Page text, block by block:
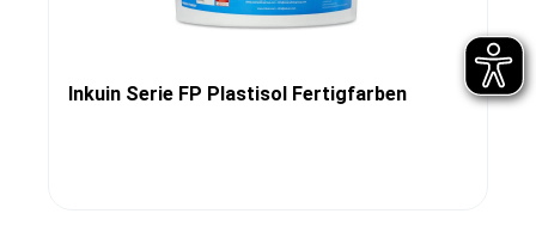
Inkuin Serie FP Plastisol Fertigfarben